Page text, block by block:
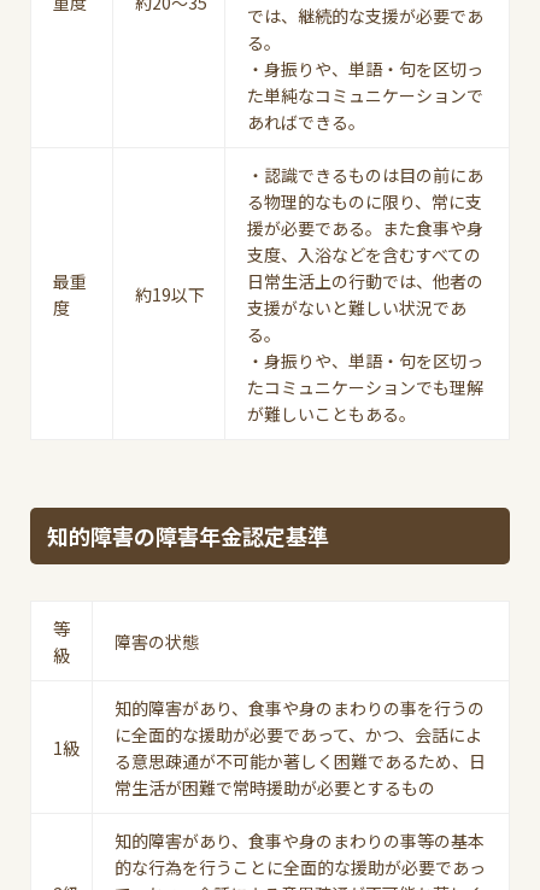
では、継続的な支援が必要であ
る。
・身振りや、単語・句を区切っ
た単純なコミュニケーションで
あればできる。
最重
度
約19以下
・認識できるものは目の前にあ
る物理的なものに限り、常に支
援が必要である。また食事や身
支度、入浴などを含むすべての
日常生活上の行動では、他者の
支援がないと難しい状況であ
る。
・身振りや、単語・句を区切っ
たコミュニケーションでも理解
が難しいこともある。
知的障害の障害年金認定基準
等
級
障害の状態
1級
知的障害があり、食事や身のまわりの事を行うの
に全面的な援助が必要であって、かつ、会話によ
る意思疎通が不可能か著しく困難であるため、日
常生活が困難で常時援助が必要とするもの
知的障害があり、食事や身のまわりの事等の基本
的な行為を行うことに全面的な援助が必要であっ